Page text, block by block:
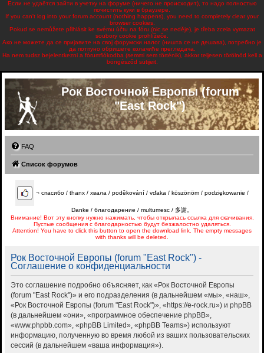
Если не удаётся зайти в учетку на форуме (ничего не происходит), то надо полностью
почистить куки в браузере.
If you can't log into your forum account (nothing happens), you need to completely clear your
browser cookies.
Pokud se nemůžete přihlásit ke svému účtu na fóru (nic se neděje), je třeba zcela vymazat
soubory cookie prohlížeče.
Ако не можете да се пријавите на свој форумски налог (ништа се не дешава), потребно је
да потпуно обришете колачиће прегледача.
Ha nem tudsz bejelentkezni a fórumfiókodba (semmi sem történik), akkor teljesen törölnöd kell a
böngésződ sütijeit.
Рок Восточной Европы (forum
"East Rock")
FAQ
Список форумов
¬ спасибо / thanx / хвала / poděkování / vďaka / köszönöm / podziękowanie /
Danke / благодарение / multumesc / 多謝。
Внимание! Вот эту кнопку нужно нажимать, чтобы открылась ссылка для скачивания.
Пустые сообщения с благодарностью будут безжалостно удаляться.
Attention! You have to click this button to open the download link. The empty messages
with thanks will be deleted.
Рок Восточной Европы (forum "East Rock") -
Соглашение о конфиденциальности
Это соглашение подробно объясняет, как «Рок Восточной Европы
(forum "East Rock")» и его подразделения (в дальнейшем «мы», «наш»,
«Рок Восточной Европы (forum "East Rock")», «https://e-rock.ru») и phpBB
(в дальнейшем «они», «программное обеспечение phpBB»,
«www.phpbb.com», «phpBB Limited», «phpBB Teams») используют
информацию, полученную во время любой из ваших пользовательских
сессий (в дальнейшем «ваша информация»).